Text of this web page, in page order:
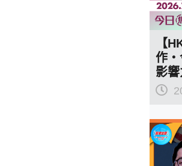
【
作‧
影
駁